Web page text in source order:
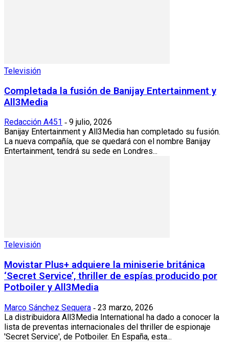
Televisión
Completada la fusión de Banijay Entertainment y
All3Media
Redacción A451 - 9 julio, 2026
Banijay Entertainment y All3Media han completado su fusión.
La nueva compañía, que se quedará con el nombre Banijay
Entertainment, tendrá su sede en Londres...
Televisión
Movistar Plus+ adquiere la miniserie británica
‘Secret Service’, thriller de espías producido por
Potboiler y All3Media
Marco Sánchez Sequera - 23 marzo, 2026
La distribuidora All3Media International ha dado a conocer la
lista de preventas internacionales del thriller de espionaje
'Secret Service', de Potboiler. En España, esta...